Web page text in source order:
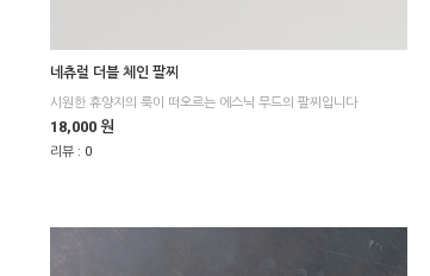
네츄럴 더블 체인 팔찌
시원한 휴양지의 룩이 떠오르는 에스닉 무드의 팔찌입니다
18,000 원
리뷰 : 0